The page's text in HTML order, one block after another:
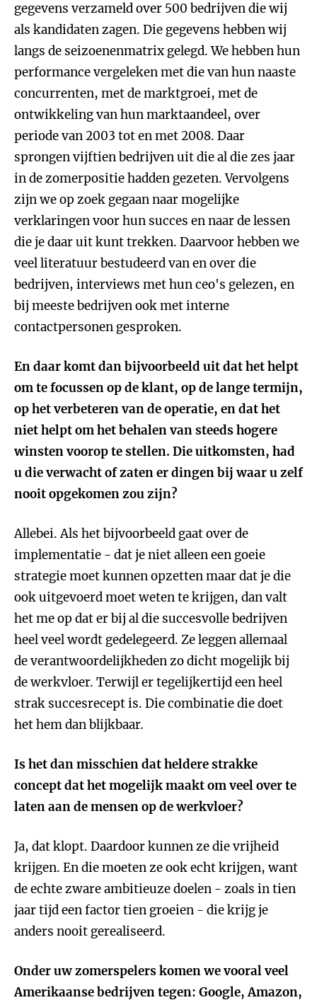
gegevens verzameld over 500 bedrijven die wij
als kandidaten zagen. Die gegevens hebben wij
langs de seizoenenmatrix gelegd. We hebben hun
performance vergeleken met die van hun naaste
concurrenten, met de marktgroei, met de
ontwikkeling van hun marktaandeel, over
periode van 2003 tot en met 2008. Daar
sprongen vijftien bedrijven uit die al die zes jaar
in de zomerpositie hadden gezeten. Vervolgens
zijn we op zoek gegaan naar mogelijke
verklaringen voor hun succes en naar de lessen
die je daar uit kunt trekken. Daarvoor hebben we
veel literatuur bestudeerd van en over die
bedrijven, interviews met hun ceo's gelezen, en
bij meeste bedrijven ook met interne
contactpersonen gesproken.
En daar komt dan bijvoorbeeld uit dat het helpt
om te focussen op de klant, op de lange termijn,
op het verbeteren van de operatie, en dat het
niet helpt om het behalen van steeds hogere
winsten voorop te stellen. Die uitkomsten, had
u die verwacht of zaten er dingen bij waar u zelf
nooit opgekomen zou zijn?
Allebei. Als het bijvoorbeeld gaat over de
implementatie - dat je niet alleen een goeie
strategie moet kunnen opzetten maar dat je die
ook uitgevoerd moet weten te krijgen, dan valt
het me op dat er bij al die succesvolle bedrijven
heel veel wordt gedelegeerd. Ze leggen allemaal
de verantwoordelijkheden zo dicht mogelijk bij
de werkvloer. Terwijl er tegelijkertijd een heel
strak succesrecept is. Die combinatie die doet
het hem dan blijkbaar.
Is het dan misschien dat heldere strakke
concept dat het mogelijk maakt om veel over te
laten aan de mensen op de werkvloer?
Ja, dat klopt. Daardoor kunnen ze die vrijheid
krijgen. En die moeten ze ook echt krijgen, want
de echte zware ambitieuze doelen - zoals in tien
jaar tijd een factor tien groeien - die krijg je
anders nooit gerealiseerd.
Onder uw zomerspelers komen we vooral veel
Amerikaanse bedrijven tegen: Google, Amazon,